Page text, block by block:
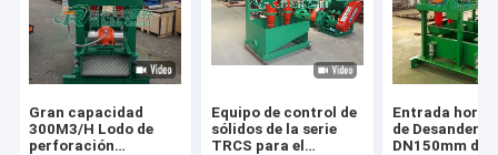
Gran capacidad
300M3/H Lodo de
perforación
Equipo de control de
sólidos de la serie
TRCS para el
Entrada
de Desander
DN150mm del